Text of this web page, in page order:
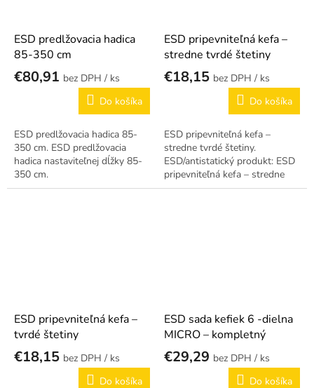
ESD predlžovacia hadica
85-350 cm
€80,91
/ ks
Do košíka
ESD predlžovacia hadica 85-
350 cm. ESD predlžovacia
hadica nastaviteľnej dĺžky 85-
350 cm.
ESD pripevniteľná kefa –
stredne tvrdé štetiny
€18,15
/ ks
Do košíka
ESD pripevniteľná kefa –
stredne tvrdé štetiny.
ESD/antistatický produkt: ESD
pripevniteľná kefa – stredne
tvrdé štetiny.
ESD pripevniteľná kefa –
tvrdé štetiny
€18,15
/ ks
Do košíka
ESD sada kefiek 6 -dielna
MICRO – kompletný
€29,29
/ ks
Do košíka